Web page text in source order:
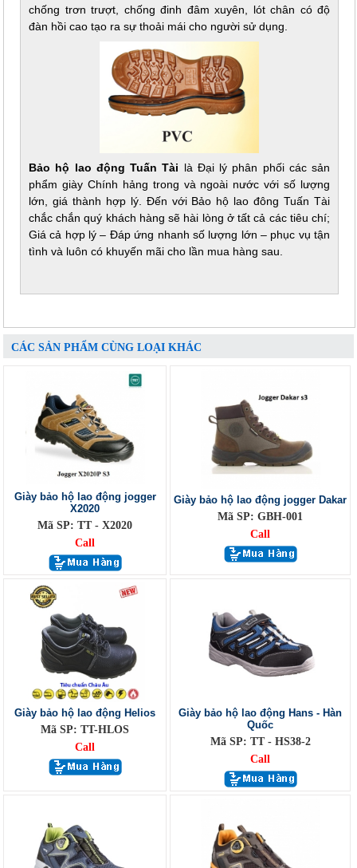
chống trơn trượt, chống đinh đâm xuyên, lót chân có độ
đàn hồi cao tạo ra sự thoải mái cho người sử dụng.
Bảo hộ lao động Tuấn Tài là Đại lý phân phối các sản
phẩm giày Chính hảng trong và ngoài nước với số lượng
lớn, giá thành hợp lý. Đến với Bảo hộ lao đông Tuấn Tài
chắc chắn quý khách hàng sẽ hài lòng ở tất cả các tiêu chí;
Giá cả hợp lý – Đáp ứng nhanh số lượng lớn – phục vụ tận
tình và luôn có khuyến mãi cho lần mua hàng sau.
CÁC SẢN PHẨM CÙNG LOẠI KHÁC
Giày bảo hộ lao động jogger
X2020
Mã SP: TT - X2020
Call
Giày bảo hộ lao động jogger Dakar
Mã SP: GBH-001
Call
Giày bảo hộ lao động Helios
Mã SP: TT-HLOS
Call
Giày bảo hộ lao động Hans - Hàn
Quốc
Mã SP: TT - HS38-2
Call